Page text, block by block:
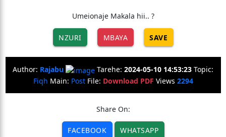
Umeionaje Makala hii.. ?
NZURI MBAYA SAVE
Author: Rajabu Tarehe: 2024-05-10 14:53:23 Topic:
Fiqh Main: PostFile: Download PDF Views 2294
Share On:
FACEBOOK WHATSAPP